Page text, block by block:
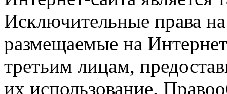
Исключительные права
размещаемые на
третьим лицам,
их использование.